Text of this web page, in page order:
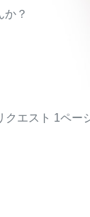
か？
クエスト 1ペー